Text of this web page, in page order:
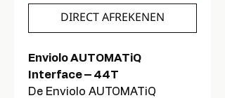
DIRECT AFREKENEN
Enviolo AUTOMATiQ
Interface – 44T
De Enviolo AUTOMATiQ